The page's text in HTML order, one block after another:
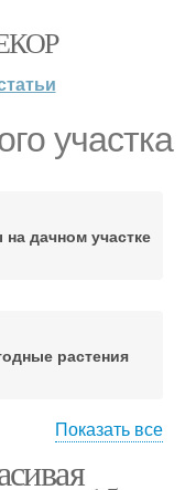
участка
дачном участке
растения
в саду
Показать все